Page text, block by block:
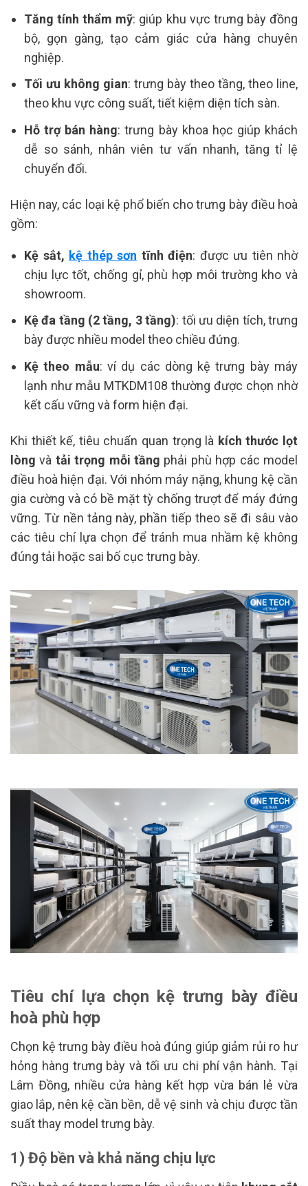
Tăng tính thẩm mỹ: giúp khu vực trưng bày đồng
bộ, gọn gàng, tạo cảm giác cửa hàng chuyên
nghiệp.
Tối ưu không gian: trưng bày theo tầng, theo line,
theo khu vực công suất, tiết kiệm diện tích sàn.
Hỗ trợ bán hàng: trưng bày khoa học giúp khách
dễ so sánh, nhân viên tư vấn nhanh, tăng tỉ lệ
chuyển đổi.
Hiện nay, các loại kệ phổ biến cho trưng bày điều hoà
gồm:
Kệ sắt, kệ thép sơn tĩnh điện: được ưu tiên nhờ
chịu lực tốt, chống gỉ, phù hợp môi trường kho và
showroom.
Kệ đa tầng (2 tầng, 3 tầng): tối ưu diện tích, trưng
bày được nhiều model theo chiều đứng.
Kệ theo mẫu: ví dụ các dòng kệ trưng bày máy
lạnh như mẫu MTKDM108 thường được chọn nhờ
kết cấu vững và form hiện đại.
Khi thiết kế, tiêu chuẩn quan trọng là kích thước lọt
lòng và tải trọng mỗi tầng phải phù hợp các model
điều hoà hiện đại. Với nhóm máy nặng, khung kệ cần
gia cường và có bề mặt tỳ chống trượt để máy đứng
vững. Từ nền tảng này, phần tiếp theo sẽ đi sâu vào
các tiêu chí lựa chọn để tránh mua nhầm kệ không
đúng tải hoặc sai bố cục trưng bày.
Tiêu chí lựa chọn kệ trưng bày điều
hoà phù hợp
Chọn kệ trưng bày điều hoà đúng giúp giảm rủi ro hư
hỏng hàng trưng bày và tối ưu chi phí vận hành. Tại
Lâm Đồng, nhiều cửa hàng kết hợp vừa bán lẻ vừa
giao lắp, nên kệ cần bền, dễ vệ sinh và chịu được tần
suất thay model trưng bày.
1) Độ bền và khả năng chịu lực